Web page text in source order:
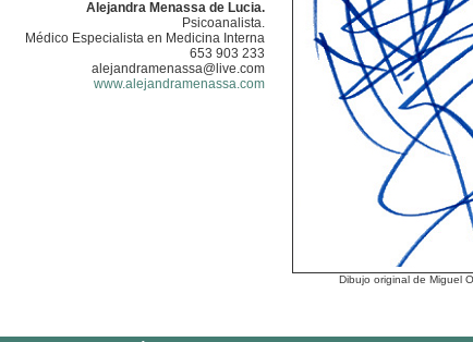
Alejandra Menassa de Lucia.
Psicoanalista.
Médico Especialista en Medicina Interna
653 903 233
alejandramenassa@live.com
www.alejandramenassa.com
Dibujo original de Miguel